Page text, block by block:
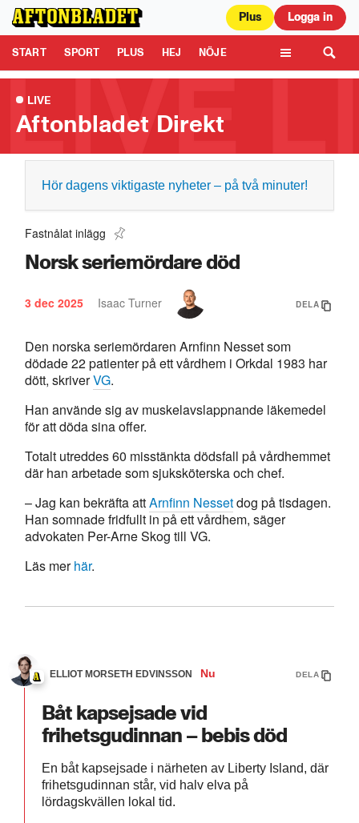
Plus Logga in
START SPORT PLUS HEJ NÖJE
Aftonbladet är en del av Schibsted Media. Schibsted News Media AB är
ansvarig för dina data på denna webbplats.Läs mer här
Tipsa oss
LIVE
Aftonbladet Direkt
Hör dagens viktigaste nyheter – på två minuter!
Fastnålat inlägg
Norsk seriemördare död
3 dec 2025 Isaac Turner DELA
Den norska seriemördaren Arnfinn Nesset som
dödade 22 patienter på ett vårdhem i Orkdal 1983 har
dött, skriverVG.
Han använde sig av muskelavslappnande läkemedel
för att döda sina offer.
Totalt utreddes 60 misstänkta dödsfall på vårdhemmet
där han arbetade som sjuksköterska och chef.
– Jag kan bekräfta attArnfinn Nessetdog på tisdagen.
Han somnade fridfullt in på ett vårdhem, säger
advokaten Per-Arne Skog till VG.
Läs merhär.
ELLIOT MORSETH EDVINSSON Nu DELA
Båt kapsejsade vid
frihetsgudinnan – bebis död
En båt kapsejsade i närheten av Liberty Island, där
frihetsgudinnan står, vid halv elva på
lördagskvällen lokal tid.